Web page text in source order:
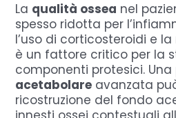
La qualità ossea nel
spesso ridotta per
l’uso di corticosteroidi e
è un fattore critico per la
componenti protesici. Una
acetabolare avanzata
ricostruzione del fondo